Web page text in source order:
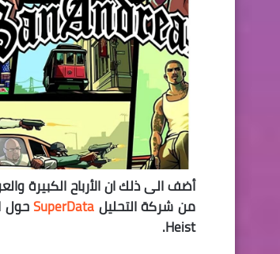
من شركة التحليلSuperData
Heist.